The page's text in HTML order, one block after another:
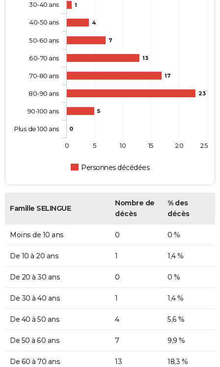
1
4
7
13
17
23
5
0
Personnes décédées
30-40 ans
40-50 ans
50-60 ans
60-70 ans
70-80 ans
80-90 ans
90-100 ans
Plus de 100 ans
0 5 10 15 20 25
Famille SELINGUE
Nombre de
décès
% des
décès
Moins de 10 ans 0 0 %
De 10 à 20 ans 1 1,4 %
De 20 à 30 ans 0 0 %
De 30 à 40 ans 1 1,4 %
De 40 à 50 ans 4 5,6 %
De 50 à 60 ans 7 9,9 %
De 60 à 70 ans 13 18,3 %